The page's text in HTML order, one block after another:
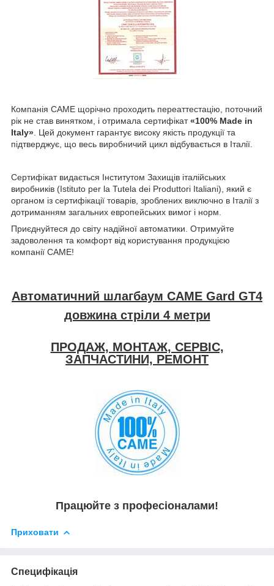
Компанія CAME щорічно проходить переаттестацію, поточний
рік не став винятком, і отримала сертифікат«100% Made in
Italy» . Цей документ гарантує високу якість продукції та
підтверджує, що весь виробничий цикл відбувається в Італії.
Сертифікат видається Інститутом Захищів італійських
виробників (Istituto per la Tutela dei Produttori Italiani), який є
органом із сертифікації товарів, зроблених виключно в Італії з
дотриманням загальних европейських вимог і норм.
Приєднуйтеся до світу надійної автоматики. Отримуйте
задоволення та комфорт від користування продукцією
компанії CAME!
Автоматичний шлагбаум CAME Gard GT4
довжина стріли 4 метри
ПРОДАЖ, МОНТАЖ, СЕРВІС,
ЗАПЧАСТИНИ, РЕМОНТ
Працюйте з професіоналами!
Приховати
Специфікація